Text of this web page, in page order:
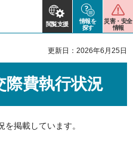
閲覧支援
情報を
探す
災害・安全
情報
更新日：2026年6月25日
際費執行状況
掲載しています。